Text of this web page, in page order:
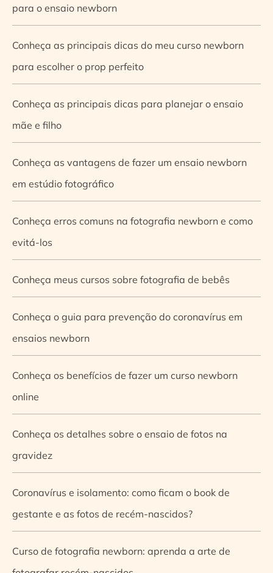
para o ensaio newborn
Conheça as principais dicas do meu curso newborn
para escolher o prop perfeito
Conheça as principais dicas para planejar o ensaio
mãe e filho
Conheça as vantagens de fazer um ensaio newborn
em estúdio fotográfico
Conheça erros comuns na fotografia newborn e como
evitá-los
Conheça meus cursos sobre fotografia de bebês
Conheça o guia para prevenção do coronavírus em
ensaios newborn
Conheça os benefícios de fazer um curso newborn
online
Conheça os detalhes sobre o ensaio de fotos na
gravidez
Coronavírus e isolamento: como ficam o book de
gestante e as fotos de recém-nascidos?
Curso de fotografia newborn: aprenda a arte de